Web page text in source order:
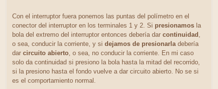
Con el interruptor fuera ponemos las puntas del polímetro en el
conector del interruptor en los terminales 1 y 2. Si presionamos la
bola del extremo del interruptor entonces debería dar continuidad
o sea, conducir la corriente, y si dejamos de presionarla debería
dar circuito abierto , o sea, no conducir la corriente. En mi caso
solo da continuidad si presiono la bola hasta la mitad del recorrido,
si la presiono hasta el fondo vuelve a dar circuito abierto. No se si
es el comportamiento normal.